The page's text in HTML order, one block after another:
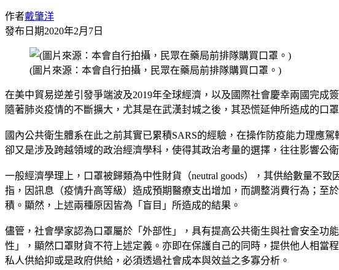
作者戴肇洋
發布日期2020年2月7日
(圖片來源：本會自行拍攝，民眾在藥局前排隊購買口罩。)
在美中貿易逆差引發爭端波及2019年全球經濟，以及國際社會慶幸兩國完成
隨著肺炎疫情的不斷擴大，尤其是在武漢封城之後，其恐慌延伸所造成的口
國內公共衛生體系在此之前其實已累積SARS的經驗，在操作防疫能力理應駕
卻又是涉及跨越領域的政治經濟學科，使得其政治考量的選擇，往往影響公
一般經濟學理上，口罩被歸類為中性財貨（neutral goods），其供給數量不
指，因訊息（疫情升高等級）造成預期醫療支出增加，而調整消費行為；至
積。顯然，上述兩種原因皆為「盲目」所造成的結果。
儘管，社會學家認為口罩屬於「外部性」，具有提高公共衛生與社會安全功
性」，顯然口罩財貨不符上述定義。亦即在保護自己的同時，提供他人相當
私人供給抑或是政府供給，必須透過社會成本與效益之多寡分析。